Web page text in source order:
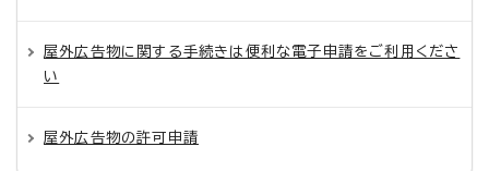
屋外広告物に関する手続きは便利な電子申請をご利用くださ
い
屋外広告物の許可申請